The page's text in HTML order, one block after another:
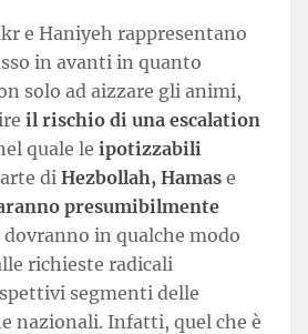
e Haniyeh rappresentano
in avanti in quanto
solo ad aizzare gli animi,
il rischio di una escalation
quale le ipotizzabili
di Hezbollah, Hamas e
presumibilmente
dovranno in qualche modo
richieste radicali
segmenti delle
nazionali. Infatti, quel che è